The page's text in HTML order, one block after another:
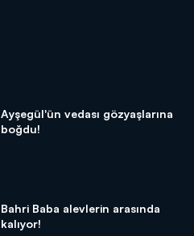
Ayşegül'ün vedası gözyaşlarına
boğdu!
Bahri Baba alevlerin arasında
kalıyor!